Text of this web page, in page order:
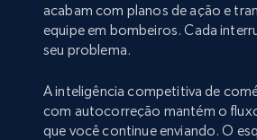
acabam com planos de ação e
equipe em bombeiros. Cada
seu problema.
A inteligência competitiva de
com autocorreção mantém o
que você continue enviando. O